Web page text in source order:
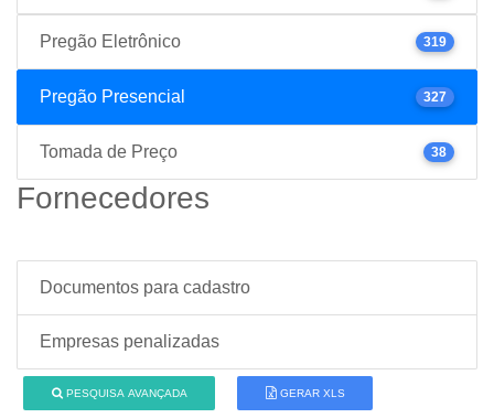
Pregão Eletrônico 319
Pregão Presencial 327
Tomada de Preço 38
Fornecedores
Documentos para cadastro
Empresas penalizadas
PESQUISA AVANÇADA GERAR XLS